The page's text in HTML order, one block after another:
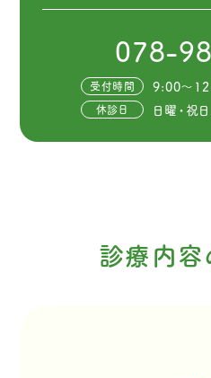
078-
受付時間 9:00～
休診日 日曜・祝
診療内容